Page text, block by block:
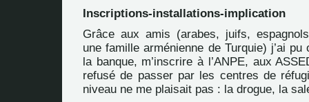
Inscriptions-installations-implication
Grâce aux amis (arabes, juifs,
une famille arménienne de Turquie) j’ai
la banque, m’inscrire à l’ANPE, aux
refusé de passer par les centres de
niveau ne me plaisait pas : la drogue, la